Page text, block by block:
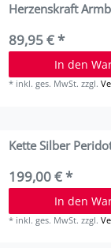
Herzenskraft
89,95 € *
In den
* inkl. ges. MwSt. zzgl.
Kette Silber
199,00 € *
In den
* inkl. ges. MwSt. zzgl.